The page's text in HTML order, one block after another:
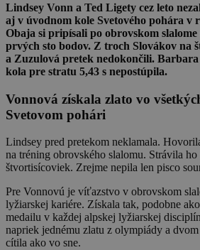
Lindsey Vonn a Ted Ligety cez leto
aj v úvodnom kole Svetového pohára v
Obaja si pripísali po obrovskom
prvých sto bodov. Z troch Slovákov na
a Zuzulová pretek nedokončili.
kola pre stratu 5,43 s nepostúpila.
Vonnová získala zlato vo
Svetovom pohári
Lindsey pred pretekom neklamala.
na tréning obrovského slalomu. Strávila
štvortisícoviek. Zrejme nepila len pisco
Pre Vonnovú je víťazstvo v obrovskom
lyžiarskej kariére. Získala tak, podobne
medailu v každej alpskej lyžiarskej
napriek jednému zlatu z olympiády a
cítila ako vo sne.